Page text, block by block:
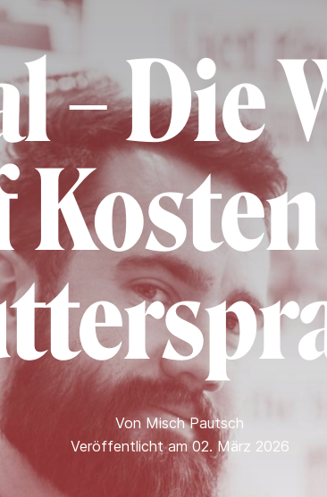
– Die
Von Misch Pautsch
Veröffentlicht am 02. März 2026